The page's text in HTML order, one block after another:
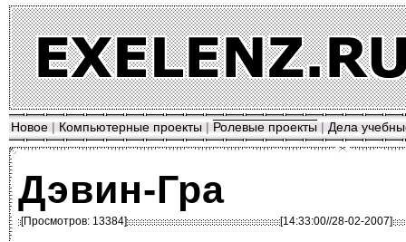
Новое | Компьютерные проекты | Ролевые проекты | Дела
Дэвин-Гра
[Просмотров: 13384] [14:33:00//28-02-2007]